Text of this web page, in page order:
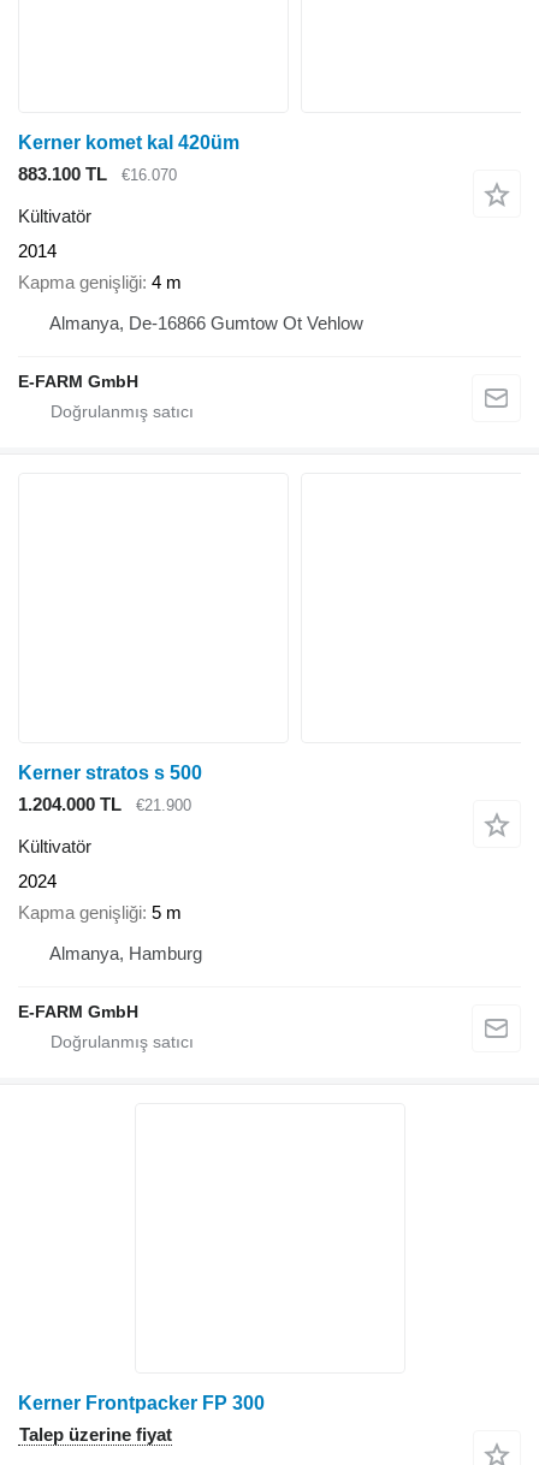
Kerner komet kal 420üm
883.100 TL
€16.070
Kültivatör
2014
Kapma genişliği 4 m
Almanya, De-16866 Gumtow Ot Vehlow
E-FARM GmbH
Kerner stratos s 500
1.204.000 TL
€21.900
Kültivatör
2024
Kapma genişliği 5 m
Almanya, Hamburg
E-FARM GmbH
Kerner Frontpacker FP 300
Talep üzerine fiyat